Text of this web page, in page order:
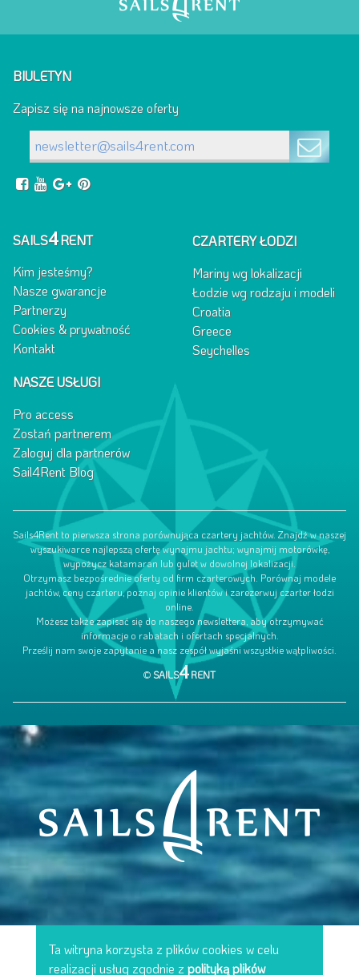
BIULETYN
Zapisz się na najnowsze oferty
SAILS4RENT
Kim jesteśmy?
Nasze gwarancje
Partnerzy
Cookies & prywatność
Kontakt
CZARTERY ŁODZI
Mariny wg lokalizacji
Łodzie wg rodzaju i modeli
Croatia
Greece
Seychelles
NASZE USŁUGI
Pro access
Zostań partnerem
Zaloguj dla partnerów
Sail4Rent Blog
Sails4Rent to pierwsza strona porównująca czartery jachtów. Znajdź w naszej
wyszukiwarce najlepszą ofertę wynajmu jachtu; wynajmij motorówkę,
wypożycz katamaran lub gulet w dowolnej lokalizacji.
Otrzymasz bezpośrednie oferty od firm czarterowych. Porównaj modele
jachtów, ceny czarteru, poznaj opinie klientów i zarezerwuj czarter łodzi
online.
Możesz także zapisać się do naszego newslettera, aby otrzymywać
informacje o rabatach i ofertach specjalnych.
Prześlij nam swoje zapytanie a nasz zespół wyjaśni wszystkie wątpliwości.
© SAILS4RENT
Ta witryna korzysta z plików cookies w celu
realizacji usług zgodnie z polityką plików